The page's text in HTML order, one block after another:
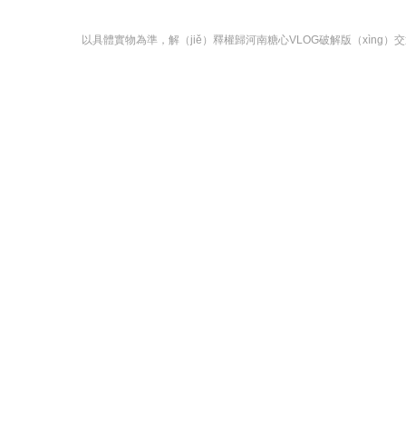
以具體實物為準，解（jiě）釋權歸河南糖心VLOG破解版（xìng）